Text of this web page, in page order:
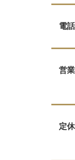
電
営
定